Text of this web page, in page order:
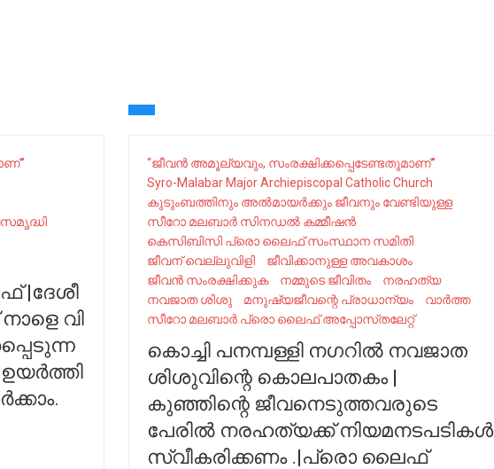
|ദേ​​​​​ശീ​​​​​
വി​​​​​
“ജീവന്‍ അമൂല്യവും, സംരക്ഷിക്കപ്പെടേണ്ടതുമാണ്”
Syro-Malabar Major Archiepiscopal Catholic Church
കുടുംബത്തിനും അൽമായർക്കും ജീവനും വേണ്ടിയുള്ള
സീറോ മലബാർ സിനഡൽ കമ്മീഷൻ
കെസിബിസി പ്രൊ ലൈഫ് സംസ്ഥാന സമിതി
ജീവന് വെല്ലുവിളി
ജീവിക്കാനുള്ള അവകാശം
ജീവൻ സംരക്ഷിക്കുക
നമ്മുടെ ജീവിതം
നരഹത്യ
നവജാത ശിശു
മനുഷ്യജീവന്റെ പ്രാധാന്യം
വാർത്ത
സീറോ മലബാർ പ്രൊ ലൈഫ് അപ്പോസ്‌തലേറ്റ്
കൊച്ചി പനമ്പള്ളി നഗറിൽ നവജാത
ശിശുവിന്റെ കൊലപാതകം |
കുഞ്ഞിന്റെ ജീവനെടുത്തവരുടെ
പേരിൽ നരഹത്യക്ക്‌ നിയമനടപടികൾ
സ്വീകരിക്കണം .|പ്രൊ ലൈഫ്